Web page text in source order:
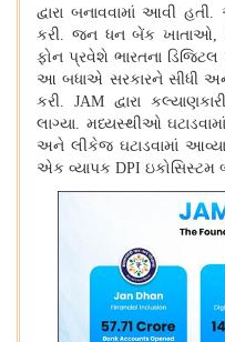
દ્વારા બનાવવામાં આવી હતી
કરી
જન ધન બેંક ખાતાઓ,
ફોન પ્રવેશે ભારતના ડિજિટલ
આ બધાએ સરકારને સીધી
કરી .JAM દ્વારા
લાગ્યા
મધ્યસ્થીઓ
અને લીકેજ ઘટાડવામાં આવ્યા
એક વ્યાપક DPI ઇકોસિસ્ટમ